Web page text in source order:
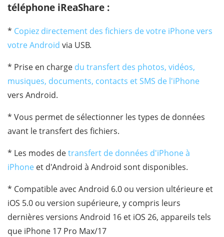
téléphone iReaShare :
* Copiez directement des fichiers de votre iPhone vers
votre Android via USB.
* Prise en charge du transfert des photos, vidéos,
musiques, documents, contacts et SMS de l'iPhone
vers Android.
* Vous permet de sélectionner les types de données
avant le transfert des fichiers.
* Les modes detransfert de données d'iPhone à
iPhone et d'Android à Android sont disponibles.
* Compatible avec Android 6.0 ou version ultérieure et
iOS 5.0 ou version supérieure, y compris leurs
dernières versions Android 16 et iOS 26, appareils tels
que iPhone 17 Pro Max/17